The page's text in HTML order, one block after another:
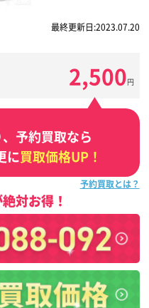
最終更新日:2023.07.20
2,500円
予約買取なら
に買取価格UP！
予約買取とは？
対お得！